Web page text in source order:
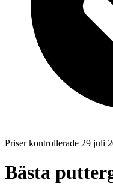
Priser kontrollerade 29 juli
Bästa